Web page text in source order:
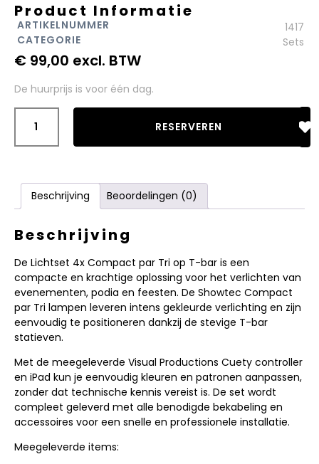
Product Informatie​
ARTIKELNUMMER
1417
CATEGORIE
Sets
€ 99,00 excl. BTW
De huurprijs is voor één dag.
RESERVEREN
Beschrijving Beoordelingen (0)
Beschrijving
De Lichtset 4x Compact par Tri op T-bar is een
compacte en krachtige oplossing voor het verlichten van
evenementen, podia en feesten. De Showtec Compact
par Tri lampen leveren intens gekleurde verlichting en zijn
eenvoudig te positioneren dankzij de stevige T-bar
statieven.
Met de meegeleverde Visual Productions Cuety controller
en iPad kun je eenvoudig kleuren en patronen aanpassen,
zonder dat technische kennis vereist is. De set wordt
compleet geleverd met alle benodigde bekabeling en
accessoires voor een snelle en professionele installatie.
Meegeleverde items: